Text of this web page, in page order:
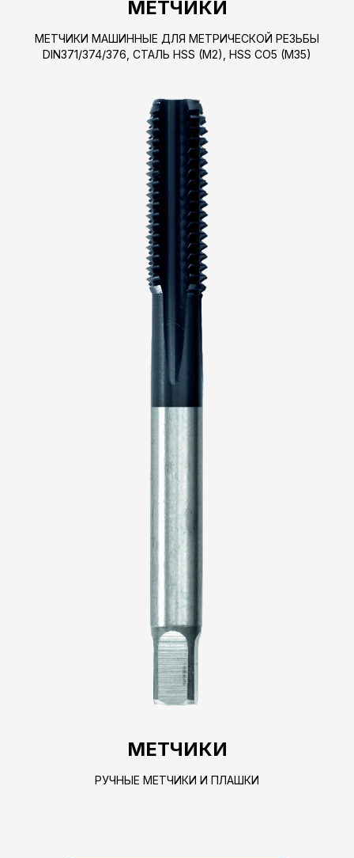
МЕТЧИКИ
МЕТЧИКИ МАШИННЫЕ ДЛЯ МЕТРИЧЕСКОЙ РЕЗЬБЫ
DIN371/374/376, СТАЛЬ HSS (M2), HSS CO5 (M35)
МЕТЧИКИ
РУЧНЫЕ МЕТЧИКИ И ПЛАШКИ